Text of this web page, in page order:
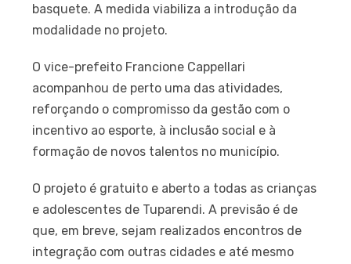
basquete. A medida viabiliza a introdução da
modalidade no projeto.
O vice-prefeito Francione Cappellari
acompanhou de perto uma das atividades,
reforçando o compromisso da gestão com o
incentivo ao esporte, à inclusão social e à
formação de novos talentos no município.
O projeto é gratuito e aberto a todas as crianças
e adolescentes de Tuparendi. A previsão é de
que, em breve, sejam realizados encontros de
integração com outras cidades e até mesmo